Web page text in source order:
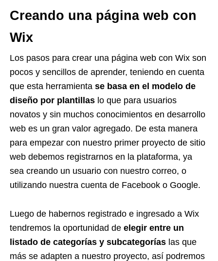
Creando una página web con
Wix
Los pasos para crear una página web con Wix son
pocos y sencillos de aprender, teniendo en cuenta
que esta herramienta se basa en el modelo de
diseño por plantillas lo que para usuarios
novatos y sin muchos conocimientos en desarrollo
web es un gran valor agregado. De esta manera
para empezar con nuestro primer proyecto de sitio
web debemos registrarnos en la plataforma, ya
sea creando un usuario con nuestro correo, o
utilizando nuestra cuenta de Facebook o Google.
Luego de habernos registrado e ingresado a Wix
tendremos la oportunidad de elegir entre un
listado de categorías y subcategorías las que
más se adapten a nuestro proyecto, así podremos